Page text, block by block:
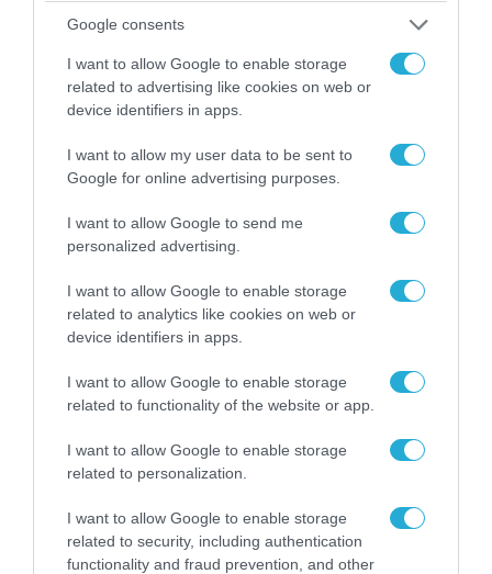
Google consents
I want to allow Google to enable storage
related to advertising like cookies on web or
device identifiers in apps.
I want to allow my user data to be sent to
Google for online advertising purposes.
I want to allow Google to send me
personalized advertising.
I want to allow Google to enable storage
related to analytics like cookies on web or
device identifiers in apps.
I want to allow Google to enable storage
related to functionality of the website or app.
I want to allow Google to enable storage
related to personalization.
I want to allow Google to enable storage
related to security, including authentication
functionality and fraud prevention, and other
06.08.2026 | 09:03
«Οι εντελώς αθώοι»: Η ανάρτηση του Αρκά για
τα ζώα που χάθηκαν στις πυρκαγιές της
Αττικής (φωτο)
Αυτή την ώρα το τελευταίο «αντίο» στον πρώην
υπουργό Ι.Βαρβιτσιώτη (φωτο)